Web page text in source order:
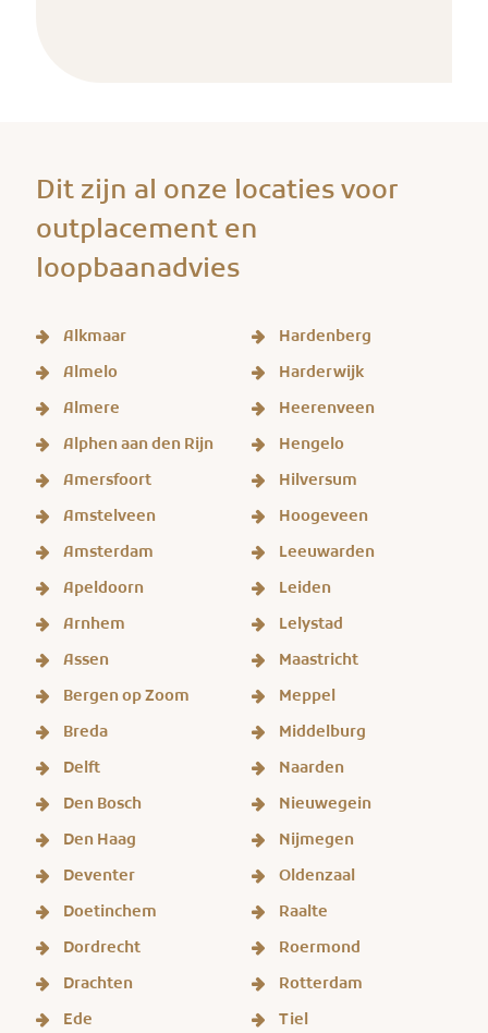
Dit zijn al onze locaties voor
outplacement en
loopbaanadvies
Alkmaar
Almelo
Almere
Alphen aan den Rijn
Amersfoort
Amstelveen
Amsterdam
Apeldoorn
Arnhem
Assen
Bergen op Zoom
Breda
Delft
Den Bosch
Den Haag
Deventer
Doetinchem
Dordrecht
Drachten
Ede
Hardenberg
Harderwijk
Heerenveen
Hengelo
Hilversum
Hoogeveen
Leeuwarden
Leiden
Lelystad
Maastricht
Meppel
Middelburg
Naarden
Nieuwegein
Nijmegen
Oldenzaal
Raalte
Roermond
Rotterdam
Tiel